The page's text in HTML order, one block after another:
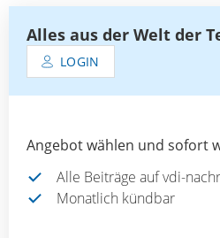
Alles aus der Welt der
LOGIN
Angebot wählen und sofort
Alle Beiträge auf vdi-
Monatlich kündbar